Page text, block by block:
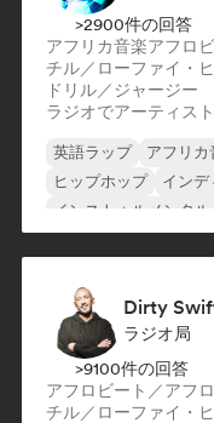
>2900件の回答
アフリカ音楽アフロ
チル／ローファイ・
ドリル／ジャージー
ラジオでアーティス
英語ラップ アフリカ
ヒップホップ
インデ
インストゥルメンタ
Dirty
ラジオ局
>9100件の回答
アフロビート／アフ
チル／ローファイ・